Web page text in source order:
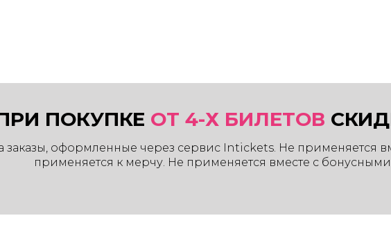
ПОКУПКЕ ОТ 4-Х БИЛЕТОВ
заказы, оформленные через сервис Intickets. Не применяется
применяется к мерчу. Не применяется вместе с